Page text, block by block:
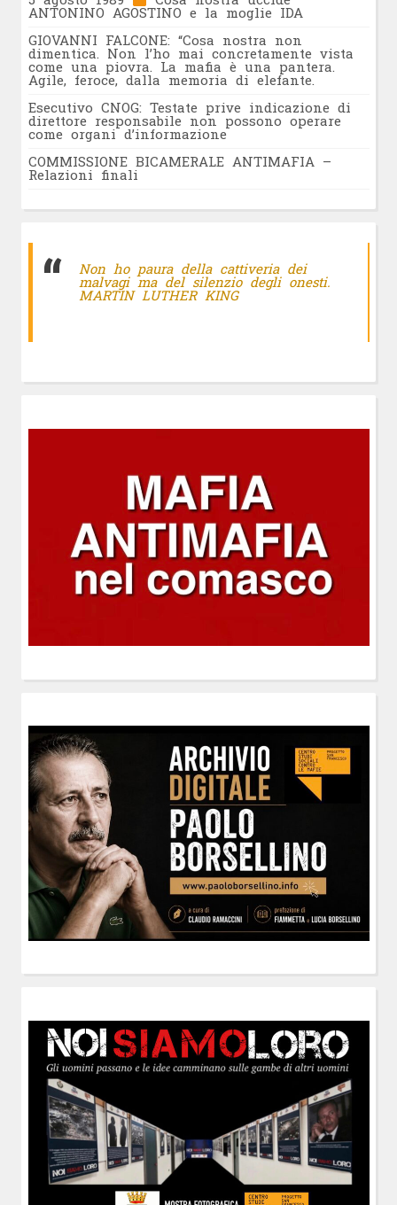
ANTONINO AGOSTINO e la moglie IDA
GIOVANNI FALCONE: “Cosa nostra non
dimentica. Non l’ho mai concretamente vista
come una piovra. La mafia è una pantera.
Agile, feroce, dalla memoria di elefante.
Esecutivo CNOG: Testate prive indicazione di
direttore responsabile non possono operare
come organi d’informazione
COMMISSIONE BICAMERALE ANTIMAFIA –
Relazioni finali
Non ho paura della cattiveria dei
malvagi ma del silenzio degli onesti.
MARTIN LUTHER KING